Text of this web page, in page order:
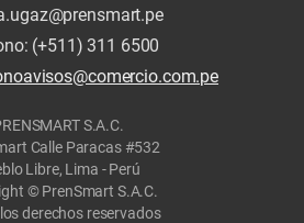
(+511) 311 6500
S.A.C.
Calle Paracas #532
Libre, Lima - Perú
© PrenSmart S.A.C.
derechos reservados